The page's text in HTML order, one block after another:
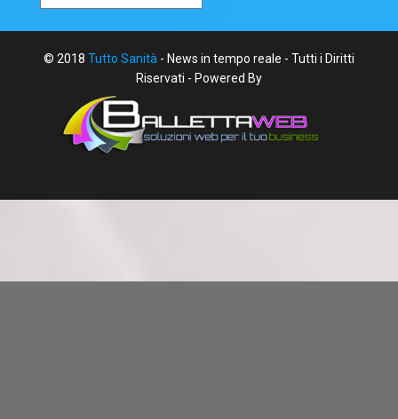
© 2018 Tutto Sanità - News in tempo reale - Tutti i Diritti
Riservati - Powered By